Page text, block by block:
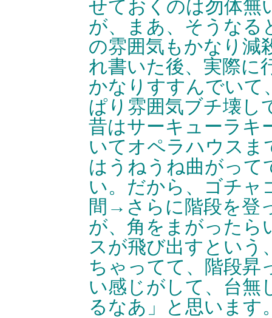
せておくのは勿体無
が、まあ、そうなる
の雰囲気もかなり減
れ書いた後、実際に
かなりすすんでいて
ぱり雰囲気ブチ壊し
昔はサーキューラキ
いてオペラハウスま
はうねうね曲がって
い。だから、ゴチ
間→さらに階段を登
が、角をまがったら
スが飛び出すという
ちゃってて、階段昇
い感じがして、台無
るなあ」と思います